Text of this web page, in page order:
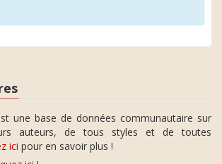
une base de données communautaire sur
auteurs, de tous styles et de toutes
ici pour en savoir plus !